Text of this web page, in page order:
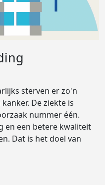
sterven er zo'n
De ziekte is
nummer één.
en een betere kwaliteit
Dat is het doel van